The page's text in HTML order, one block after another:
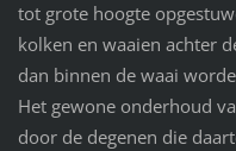
tot grote hoogte
kolken en waaien achter
dan binnen de waai
Het gewone onderhoud
door de degenen die